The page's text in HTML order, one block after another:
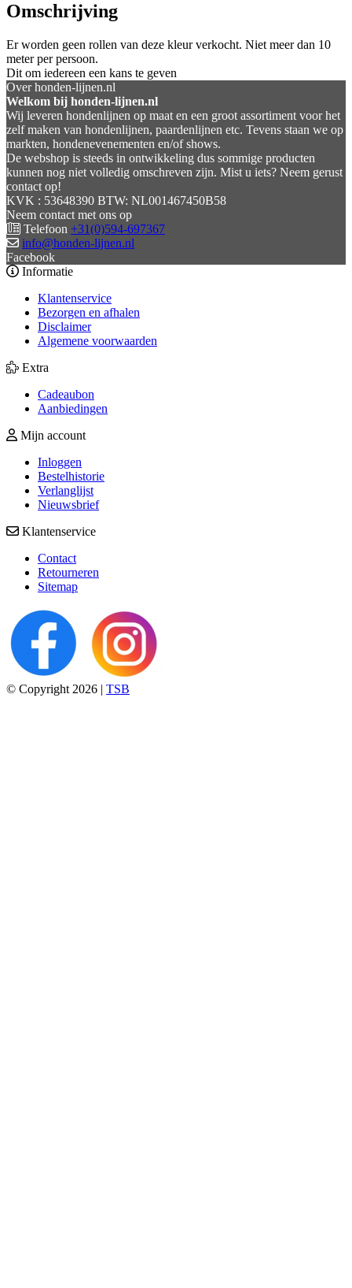
Omschrijving
Er worden geen rollen van deze kleur verkocht. Niet meer dan 10
meter per persoon.
Dit om iedereen een kans te geven
Over honden-lijnen.nl
Welkom bij honden-lijnen.nl
Wij leveren hondenlijnen op maat en een groot assortiment voor het
zelf maken van hondenlijnen, paardenlijnen etc. Tevens staan we op
markten, hondenevenementen en/of shows.
De webshop is steeds in ontwikkeling dus sommige producten
kunnen nog niet volledig omschreven zijn. Mist u iets? Neem gerust
contact op!
KVK : 53648390 BTW: NL001467450B58
Neem contact met ons op
Telefoon +31(0)594-697367
info@honden-lijnen.nl
Facebook
Informatie
Klantenservice
Bezorgen en afhalen
Disclaimer
Algemene voorwaarden
Extra
Cadeaubon
Aanbiedingen
Mijn account
Inloggen
Bestelhistorie
Verlanglijst
Nieuwsbrief
Klantenservice
Contact
Retourneren
Sitemap
© Copyright 2026 | TSB